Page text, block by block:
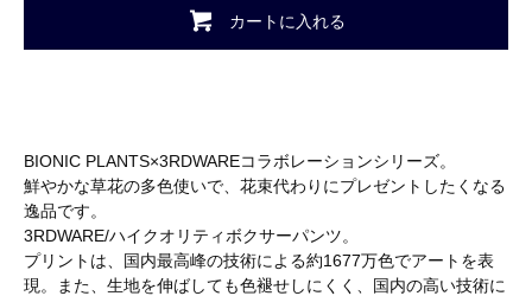
カートに入れる
BIONIC PLANTS×3RDWAREコラボレーションシリーズ。
鮮やかな草花の多色使いで、花束代わりにプレゼントしたくなる
逸品です。
3RDWARE/ハイクオリティボクサーパンツ。
プリントは、国内最高峰の技術による約1677万色でアートを表
現。また、生地を伸ばしても色褪せしにくく、国内の高い技術に